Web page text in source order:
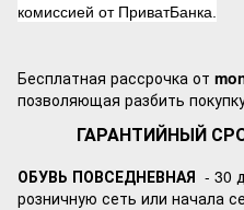
комиссией от ПриватБанка.
Бесплатная рассрочка от
позволяющая разбить
ГАРАНТИЙНЫЙ
ОБУВЬ ПОВСЕДНЕВНАЯ - 30
розничную сеть или начала